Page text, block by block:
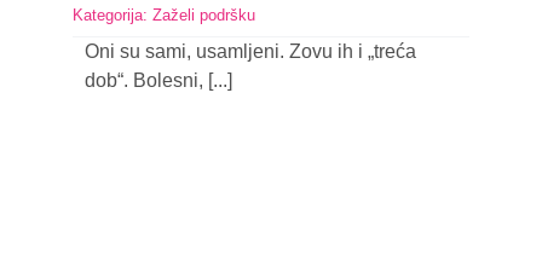
Kategorija: Zaželi podršku
Oni su sami, usamljeni. Zovu ih i „treća
dob“. Bolesni, [...]